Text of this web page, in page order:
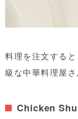
料理を注文する
級な中華料理屋さ
Chicken